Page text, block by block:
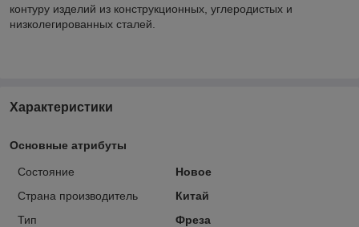
контуру изделий из конструкционных, углеродистых и
низколегированных сталей.
Характеристики
Основные атрибуты
Состояние
Новое
Страна производитель
Китай
Тип
Фреза